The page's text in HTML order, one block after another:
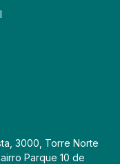
3000, Torre Norte
Parque 10 de